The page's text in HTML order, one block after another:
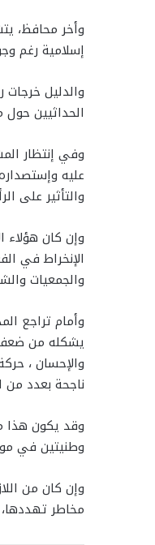
وأخر محافظ،
إسلامية رغم
والدليل
الحداثيين حول
وفي إنتظار
عليه
والتأثير على
وإن كان هؤلاء
الإنخراط في
والجمعيات
وأمام تراجع
يشكله من ضعف
والإحسان ،
ناجحة بعدد من
وطنيتين في
وإن كان من
مخاطر